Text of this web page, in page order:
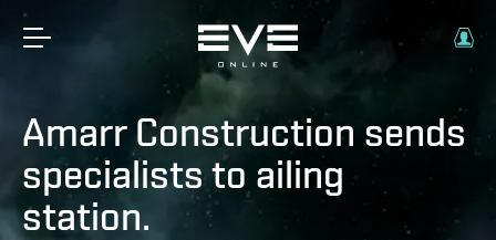
Amarr Construction sends
specialists to ailing
station.